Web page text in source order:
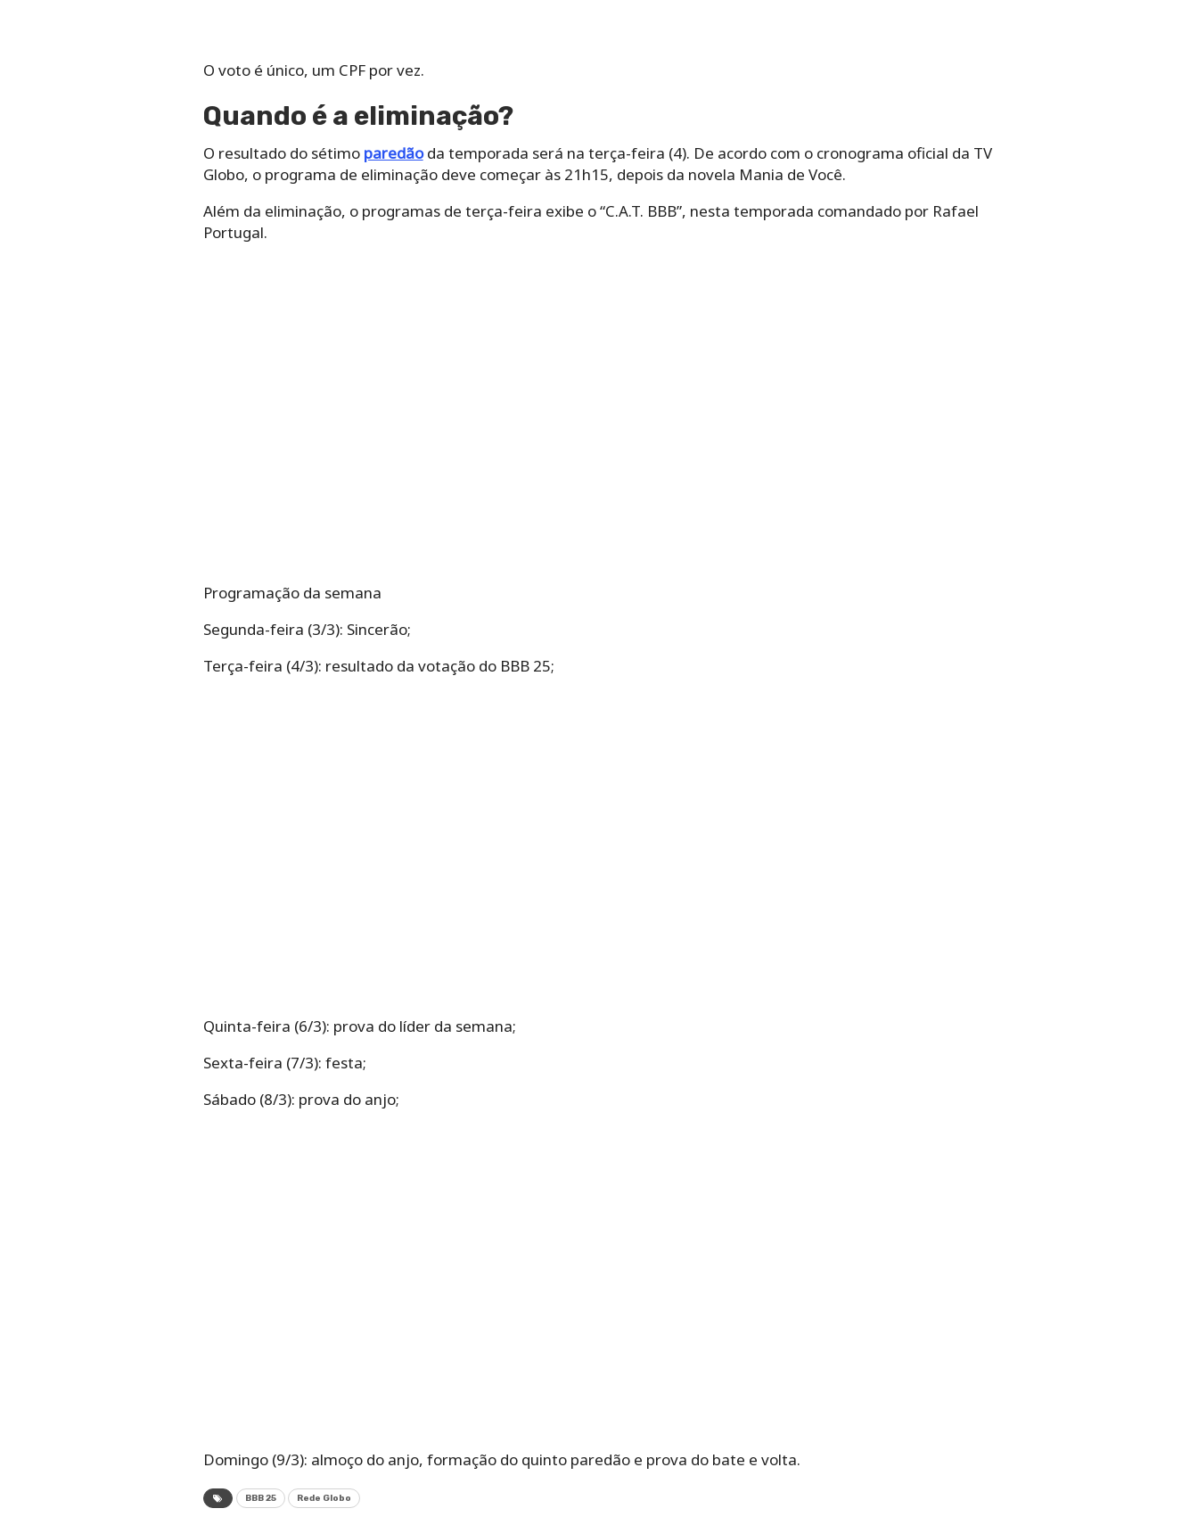
O voto é único, um CPF por vez.
Quando é a eliminação?
O resultado do sétimo paredãoda temporada será na terça-feira (4). De acordo com o cronograma oficial da TV
Globo, o programa de eliminação deve começar às 21h15, depois da novela Mania de Você.
Além da eliminação, o programas de terça-feira exibe o “C.A.T. BBB”, nesta temporada comandado por Rafael
Portugal.
Programação da semana
Segunda-feira (3/3): Sincerão;
Terça-feira (4/3): resultado da votação do BBB 25;
Quinta-feira (6/3): prova do líder da semana;
Sexta-feira (7/3): festa;
Sábado (8/3): prova do anjo;
Domingo (9/3): almoço do anjo, formação do quinto paredão e prova do bate e volta.
BBB 25 Rede Globo